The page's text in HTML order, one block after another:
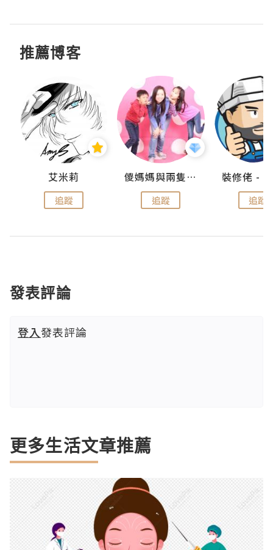
推薦博客
艾米莉
追蹤
儍媽媽與兩隻小魔怪之家
追蹤 追蹤
發表評論
登入發表評論
更多生活文章推薦